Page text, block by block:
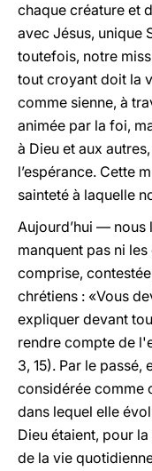
chaque créature et
avec Jésus, unique
toutefois, notre
tout croyant doit la
comme sienne, à
animée par la foi,
à Dieu et aux
l’espérance. Cette
sainteté à laquelle
Aujourd’hui —
manquent pas ni
comprise,
chrétiens : «Vous
expliquer devant
rendre compte de
3, 15). Par le
considérée comme
dans lequel elle
Dieu étaient, pour
de la vie